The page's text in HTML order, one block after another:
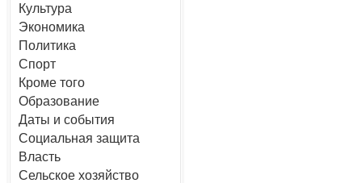
Культура
Экономика
Политика
Спорт
Кроме того
Образование
Даты и события
Социальная защита
Власть
Сельское хозяйство